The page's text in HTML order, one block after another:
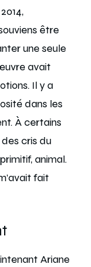
être
une seule
avait
Il y a
dans les
À certains
cris du
animal.
fait
Ariane